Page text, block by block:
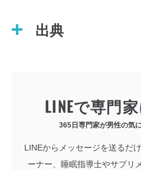
出典
LINEで専門
365日専門家が男性の気
LINEからメッセージを送るだ
ーナー、睡眠指導士やサプリ